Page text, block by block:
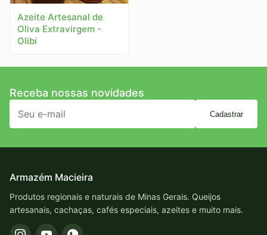
Azeite Artesanal de
Oliva Extravirgem -
Olibi
Receba nossas novidades
Cadastrar
Armazém Macieira
Produtos regionais e naturais de Minas Gerais. Queijos
artesanais, cachaças, cafés especiais, azeites e muito mais.